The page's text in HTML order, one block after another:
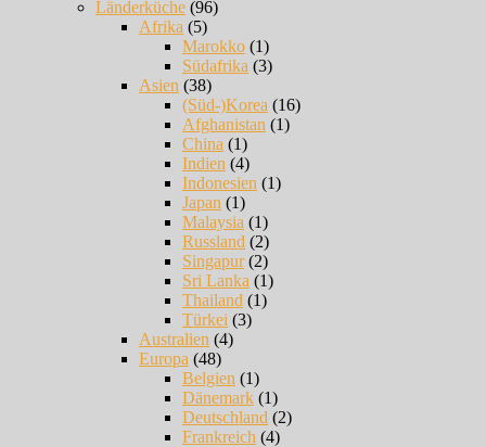
Länderküche (96)
Afrika (5)
Marokko (1)
Südafrika (3)
Asien (38)
(Süd-)Korea (16)
Afghanistan (1)
China (1)
Indien (4)
Indonesien (1)
Japan (1)
Malaysia (1)
Russland (2)
Singapur(2)
Sri Lanka (1)
Thailand (1)
Türkei (3)
Australien (4)
Europa (48)
Belgien (1)
Dänemark (1)
Deutschland (2)
Frankreich (4)